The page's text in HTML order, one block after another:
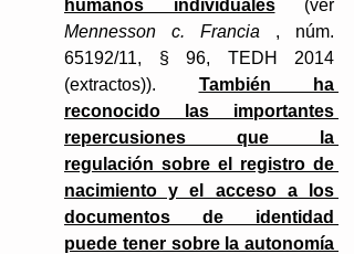
humanos individuales
Mennesson c. Francia , núm.
65192/11, § 96, TEDH 2014
(extractos)). También ha
reconocido las importantes
repercusiones que la
regulación sobre el registro de
nacimiento y el acceso a los
documentos de identidad
puede tener sobre la autonomía